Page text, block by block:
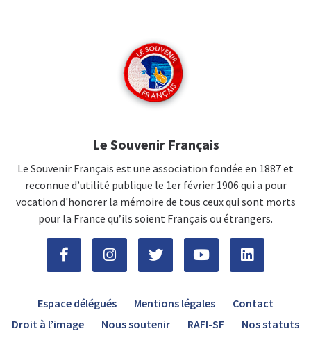
Le Souvenir Français
Le Souvenir Français est une association fondée en 1887 et
reconnue d’utilité publique le 1er février 1906 qui a pour
vocation d'honorer la mémoire de tous ceux qui sont morts
pour la France qu’ils soient Français ou étrangers.
Espace délégués Mentions légales
Contact
Droit à l’image
Nous soutenir RAFI-SF Nos statuts